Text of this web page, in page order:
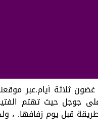
ثلاثة أيام.عبر
جوجل حيث تهتم
قبل يوم زفافها. ،